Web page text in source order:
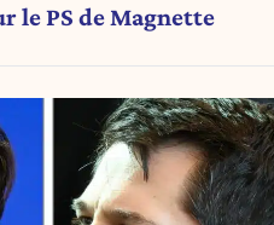
le PS de Magnette